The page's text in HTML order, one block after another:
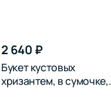
2 640 ₽
Букет кустовых
хризантем, в сумочке,